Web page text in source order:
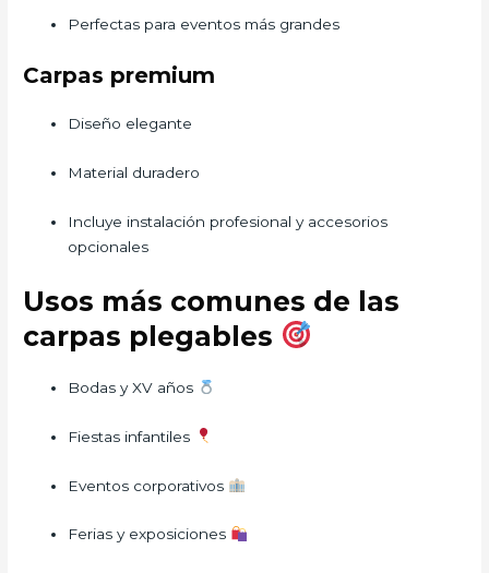
Perfectas para eventos más grandes
Carpas premium
Diseño elegante
Material duradero
Incluye instalación profesional y accesorios
opcionales
Usos más comunes de las
carpas plegables
Bodas y XV años
Fiestas infantiles
Eventos corporativos
Ferias y exposiciones